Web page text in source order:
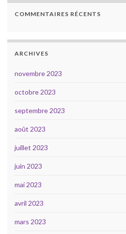
COMMENTAIRES RÉCENTS
ARCHIVES
novembre 2023
octobre 2023
septembre 2023
août 2023
juillet 2023
juin 2023
mai 2023
avril 2023
mars 2023